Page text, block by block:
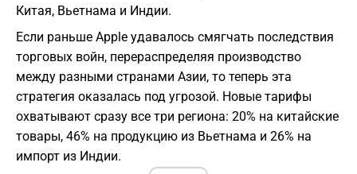
Китая, Вьетнама и Индии.
Если раньше Apple удавалось смягчать последствия
торговых войн, перераспределяя производство
между разными странами Азии, то теперь эта
стратегия оказалась под угрозой. Новые тарифы
охватывают сразу все три региона: 20% на китайские
товары, 46% на продукцию из Вьетнама и 26% на
импорт из Индии.